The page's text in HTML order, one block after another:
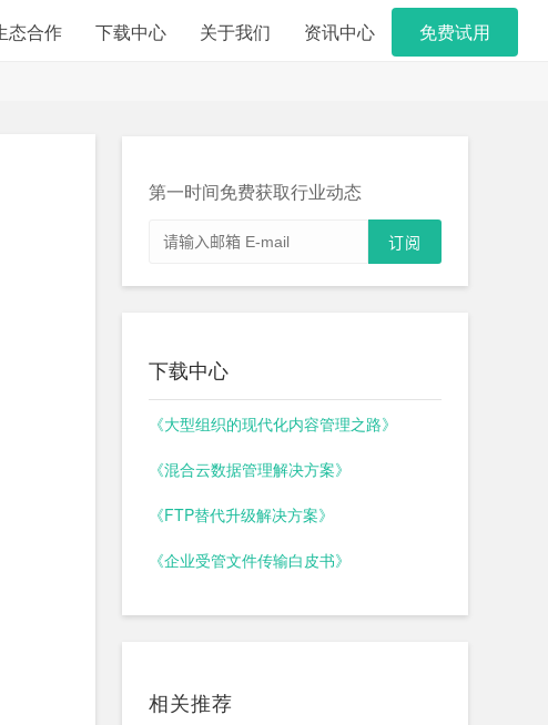
态合作 下载中心 关于我们 资讯中心 免费试用
第一时间免费获取行业动态
下载中心
《大型组织的现代化内容管理之路》
《混合云数据管理解决方案》
《FTP替代升级解决方案》
《企业受管文件传输白皮书》
相关推荐